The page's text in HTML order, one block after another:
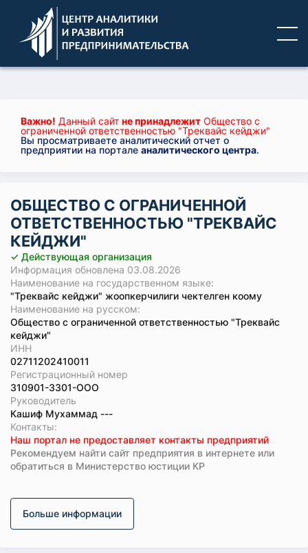
Важно! Данный сайт не принадлежит Общество с
ограниченной ответственностью "Треквайс кейджи"
Вы просматриваете аналитический отчет о
предприятии на портале аналитического центра.
ОБЩЕСТВО С ОГРАНИЧЕННОЙ
ОТВЕТСТВЕННОСТЬЮ "ТРЕКВАЙС
КЕЙДЖИ"
✓ Действующая организация
Информация обновлена 03.08.2026
Наименование на государственном языке:
"Треквайс кейджи" жоопкерчилиги чектелген коому
Наименование на русском:
Общество с ограниченной ответственностью "Треквайс
кейджи"
ИНН
02711202410011
Регистрационный номер
310901-3301-ООО
Руководитель
Кашиф Мухаммад ---
Koнтaкты:
Наш портал не предоставляет контакты предприятий
Рекомендуем найти сайт предприятия в интернете или
обратиться в Министерство юстиции КР
Больше информации